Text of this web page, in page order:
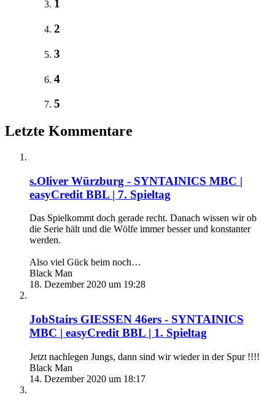
1
2
3
4
5
Letzte Kommentare
s.Oliver Würzburg - SYNTAINICS MBC |
easyCredit BBL | 7. Spieltag
Das Spielkommt doch gerade recht. Danach wissen wir ob
die Serie hält und die Wölfe immer besser und konstanter
werden.
Also viel Gück beim noch…
Black Man
18. Dezember 2020 um 19:28
JobStairs GIESSEN 46ers - SYNTAINICS
MBC | easyCredit BBL | 1. Spieltag
Jetzt nachlegen Jungs, dann sind wir wieder in der Spur !!!!
Black Man
14. Dezember 2020 um 18:17